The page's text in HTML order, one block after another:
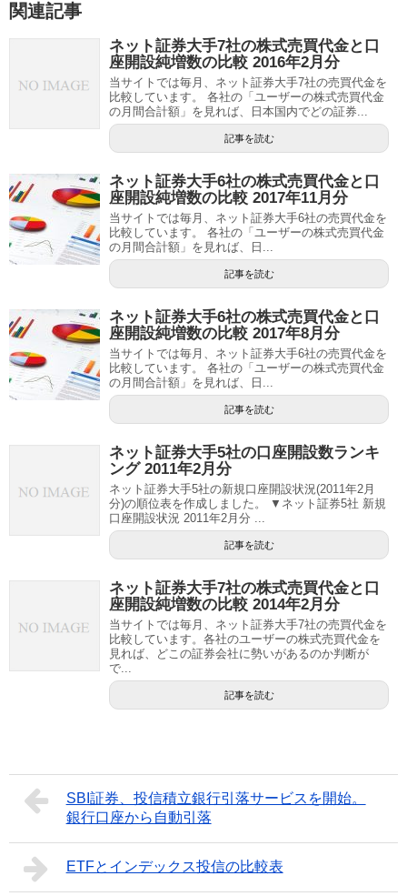
関連記事
ネット証券大手7社の株式売買代金と口
座開設純増数の比較 2016年2月分
当サイトでは毎月、ネット証券大手7社の売買代金を
比較しています。 各社の「ユーザーの株式売買代金
の月間合計額」を見れば、日本国内でどの証券...
記事を読む
ネット証券大手6社の株式売買代金と口
座開設純増数の比較 2017年11月分
当サイトでは毎月、ネット証券大手6社の売買代金を
比較しています。 各社の「ユーザーの株式売買代金
の月間合計額」を見れば、日...
記事を読む
ネット証券大手6社の株式売買代金と口
座開設純増数の比較 2017年8月分
当サイトでは毎月、ネット証券大手6社の売買代金を
比較しています。 各社の「ユーザーの株式売買代金
の月間合計額」を見れば、日...
記事を読む
ネット証券大手5社の口座開設数ランキ
ング 2011年2月分
ネット証券大手5社の新規口座開設状況(2011年2月
分)の順位表を作成しました。 ▼ネット証券5社 新規
口座開設状況 2011年2月分 ...
記事を読む
ネット証券大手7社の株式売買代金と口
座開設純増数の比較 2014年2月分
当サイトでは毎月、ネット証券大手7社の売買代金を
比較しています。各社のユーザーの株式売買代金を
見れば、どこの証券会社に勢いがあるのか判断が
で...
記事を読む
SBI証券、投信積立銀行引落サービスを開始。
銀行口座から自動引落
ETFとインデックス投信の比較表